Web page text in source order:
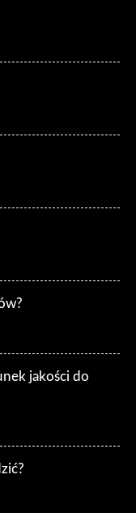
jakości do